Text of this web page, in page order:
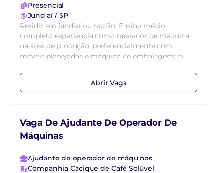
Presencial
Jundiaí / SP
Residir em jundiaí ou região. Ensino médio
completo experiência como operador de máquina
na área de produção, preferencialmente com
móveis planejados e máquina de embalagem; di...
Abrir Vaga
Vaga De Ajudante De Operador De
Máquinas
Ajudante de operador de máquinas
Companhia Cacique de Café Solúvel